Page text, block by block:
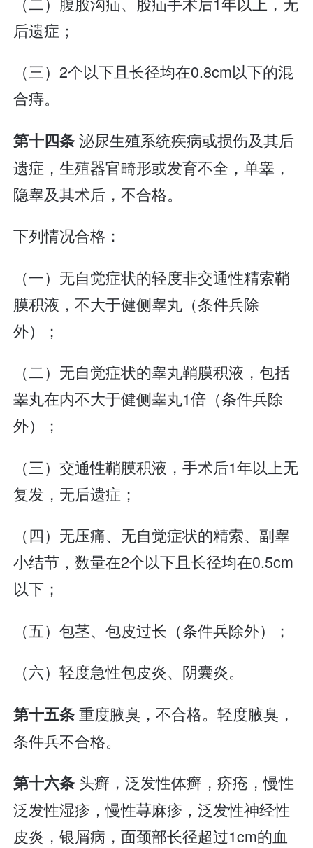
后遗症；
（三）2个以下且长径均在0.8cm以下的混
合痔。
第十四条泌尿生殖系统疾病或损伤及其后
遗症，生殖器官畸形或发育不全，单睾，
隐睾及其术后，不合格。
下列情况合格：
（一）无自觉症状的轻度非交通性精索鞘
膜积液，不大于健侧睾丸（条件兵除
外）；
（二）无自觉症状的睾丸鞘膜积液，包括
睾丸在内不大于健侧睾丸1倍（条件兵除
外）；
（三）交通性鞘膜积液，手术后1年以上无
复发，无后遗症；
（四）无压痛、无自觉症状的精索、副睾
小结节，数量在2个以下且长径均在0.5cm
以下；
（五）包茎、包皮过长（条件兵除外）；
（六）轻度急性包皮炎、阴囊炎。
第十五条重度腋臭，不合格。轻度腋臭，
条件兵不合格。
第十六条 头癣，泛发性体癣，疥疮，慢性
泛发性湿疹，慢性荨麻疹，泛发性神经性
皮炎，银屑病，面颈部长径超过1cm的血